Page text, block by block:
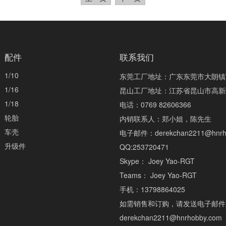
配件
1/10
1/16
1/18
轮胎
车壳
升级件
联系我们
东莞工厂地址：广东东莞市大朗
昆山工厂地址：江苏省昆山市高
电话：0769 82606366
内销联系人：郑小姐，陈先生
电子邮件：
QQ:253720471
Skype： Joey Yao-RGT
Teams ： Joey Yao-RGT
手机：13798864025
如需销售和订购，请发送电子邮
derekchan2211@hnrhobby.com